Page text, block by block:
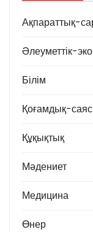
Ақпараттық-
Әлеуметтік-
Білім
Қоғамдық-
Құқықтық
Мәдениет
Медицина
Өнер